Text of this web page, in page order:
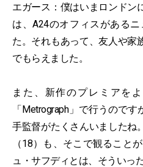
エガース：僕はいまロンドン
は、A24のオフィスがある
た。それもあって、友人や家
でもらえました。
また、新作のプレミアを
「Metrograph」で行うので
手監督がたくさんいましたね
（18）も、そこで観ること
ュ・サフディとは、そういっ